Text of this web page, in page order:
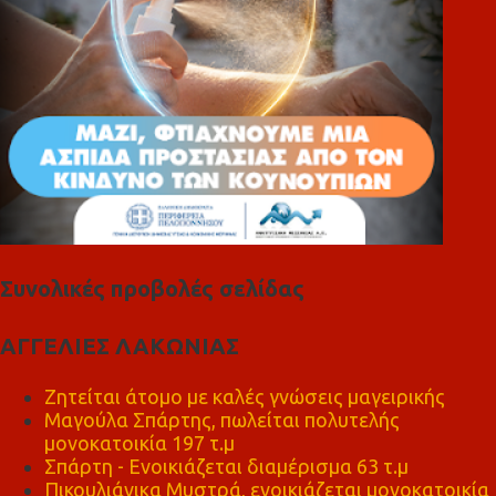
Συνολικές προβολές σελίδας
ΑΓΓΕΛΙΕΣ ΛΑΚΩΝΙΑΣ
Ζητείται άτομο με καλές γνώσεις μαγειρικής
Μαγούλα Σπάρτης, πωλείται πολυτελής
μονοκατοικία 197 τ.μ
Σπάρτη - Ενοικιάζεται διαμέρισμα 63 τ.μ
Πικουλιάνικα Μυστρά, ενοικιάζεται μονοκατοικία